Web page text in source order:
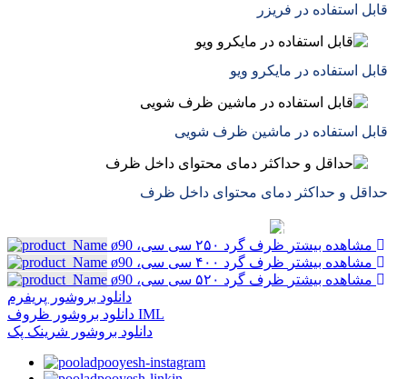
قابل استفاده در فریزر
قابل استفاده در مایکرو ویو
قابل استفاده در ماشین ظرف شویی
حداقل و حداکثر دمای محتوای داخل ظرف
مرتبط
ظرف گرد ۲۵۰ سی سی، ø90 مشاهده بیشتر
ظرف گرد ۴۰۰ سی سی، ø90 مشاهده بیشتر
ظرف گرد ۵۲۰ سی سی، ø90 مشاهده بیشتر
دانلود بروشور پریفرم
دانلود بروشور ظروف IML
دانلود بروشور شرینک پک